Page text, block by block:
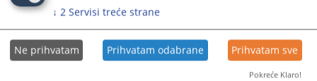
↓ 2 Servisi treće strane
Ne prihvatam Prihvatam odabrane Prihvatam sve
Pokreće Klaro!